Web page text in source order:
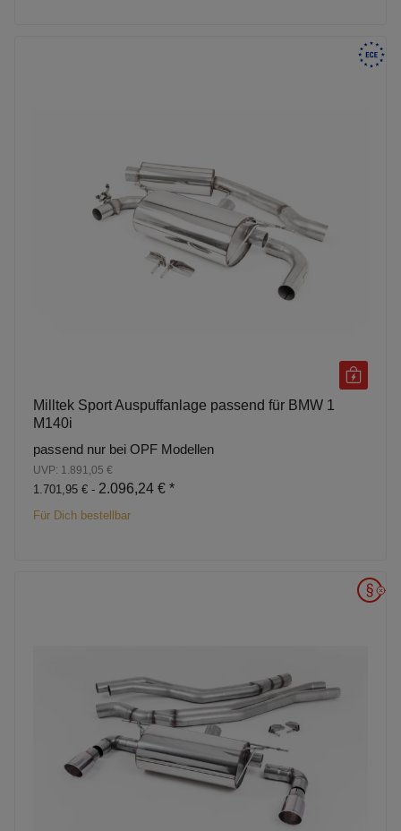
Milltek Sport Auspuffanlage passend für BMW 1
M140i
passend nur bei OPF Modellen
UVP: 1.891,05 €
1.701,95 € - 2.096,24 € *
Für Dich bestellbar